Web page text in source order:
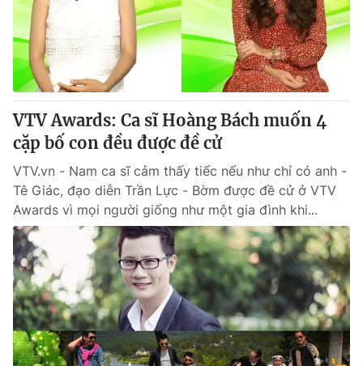
Tin tức
Thế giới đó đây
Câu chuyện quốc tế
Kinh tế
Tài chính
Thị trường
Góc doanh nghiệp
Dữ liệu và đời sống
Truyền hình
Phim VTV
Hậu trường
Nhân vật
Khán giả
Giải sao mai
Giải trí
Điện ảnh
Âm nhạc
Sao
Đời sống
Du lịch
Làm đẹp
Chất lượng cuộc sống
Giáo dục
Tuyển sinh
Học trực tuyến
Công nghệ
Hitech Công nghệ tương lai
Giao lưu trực tuyến
VTV Awards: Ca sĩ Hoàng Bách muốn 4
cặp bố con đều được đề cử
VTV.vn - Nam ca sĩ cảm thấy tiếc nếu như chỉ có anh -
Tê Giác, đạo diễn Trần Lực - Bờm được đề cử ở VTV
Awards vì mọi người giống như một gia đình khi...